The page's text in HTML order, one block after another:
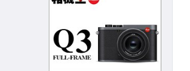
富士拍立得 instax mini
寶麗來拍立得 Polaroid
底片相機、玩具相機